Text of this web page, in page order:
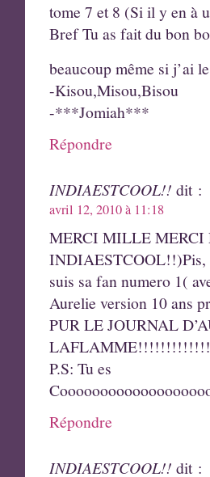
tome 7 et 8 (Si il y en à
Bref Tu as fait du bon
beaucoup même si j’ai
-Kisou,Misou,Bisou
-***Jomiah***
Répondre
INDIAESTCOOL!! dit :
avril 12, 2010 à 11:18
MERCI MILLE MERCI
INDIAESTCOOL!!)Pis,
suis sa fan numero 1(
Aurelie version 10 ans
PUR LE JOURNAL
P.S: Tu es
Répondre
INDIAESTCOOL!! dit :